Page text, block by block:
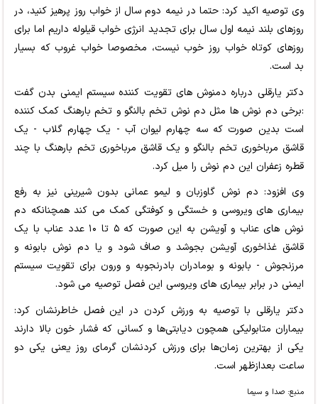
وی توصیه اکید کرد: حتما در نیمه دوم سال از خواب روز پرهیز کنید، در
روزهای بلند نیمه اول سال برای تجدید انرژی خواب قیلوله داریم اما برای
روزهای کوتاه خواب روز خوب نیست، مخصوصا خواب غروب که بسیار
بد است.
دکتر یارقلی درباره دمنوش های تقویت کننده سیستم ایمنی بدن گفت
:برخی دم نوش ها مثل دم نوش تخم بالنگو و تخم بارهنگ کمک کننده
است بدین صورت که سه چهارم لیوان آب - یک چهارم گلاب - یک
قاشق مرباخوری تخم بالنگو و یک قاشق مرباخوری تخم بارهنگ با چند
قطره زعفران این دم نوش را میل کرد.
وی افزود: دم نوش گاوزبان و لیمو عمانی بدون شیرینی نیز به رفع
بیماری های ویروسی و خستگی و کوفتگی کمک می کند همچنانکه دم
نوش های عناب و آویشن به این صورت که ۵ تا ۱۰ عدد عناب با یک
قاشق غذاخوری آویشن بجوشد و صاف شود و یا دم نوش بابونه و
مرزنجوش - بابونه و بومادران بادرنجوبه و ورون برای تقویت سیستم
ایمنی در برابر بیماری های ویروسی این فصل توصیه می شود.
دکتر یارقلی با توصیه به ورزش کردن در این فصل خاطرنشان کرد:
بیماران متابولیکی همچون دیابتی‌ها و کسانی که فشار خون بالا دارند
یکی از بهترین زمان‌ها برای ورزش کردنشان گرمای روز یعنی یکی دو
ساعت بعدازظهر است.
منبع: صدا و سیما